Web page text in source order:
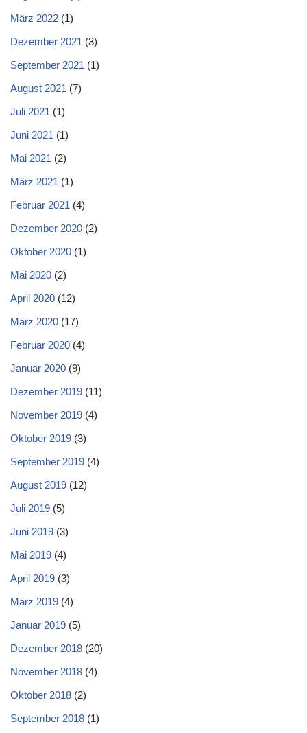
März 2022 (1)
Dezember 2021 (3)
September 2021 (1)
August 2021 (7)
Juli 2021 (1)
Juni 2021 (1)
Mai 2021 (2)
März 2021 (1)
Februar 2021 (4)
Dezember 2020 (2)
Oktober 2020 (1)
Mai 2020 (2)
April 2020 (12)
März 2020 (17)
Februar 2020 (4)
Januar 2020 (9)
Dezember 2019 (11)
November 2019 (4)
Oktober 2019 (3)
September 2019 (4)
August 2019 (12)
Juli 2019 (5)
Juni 2019 (3)
Mai 2019 (4)
April 2019 (3)
März 2019 (4)
Januar 2019 (5)
Dezember 2018 (20)
November 2018 (4)
Oktober 2018 (2)
September 2018 (1)